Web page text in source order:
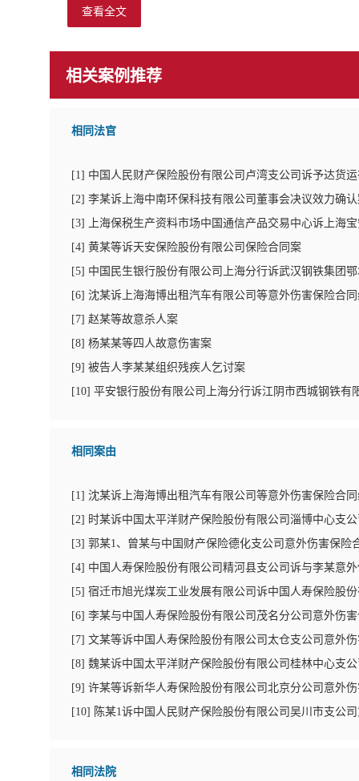
查看全文
相关案例推荐
相同法官
[1] 中国人民财产保险股份有限公司卢湾支公司诉予达货
[2] 李某诉上海中南环保科技有限公司董事会决议效力确
[3]
上海保税生产资料市场中国通信产品交易中心诉上海
[4] 黄某等诉天安保险股份有限公司保险合同案
[5] 中国民生银行股份有限公司上海分行诉武汉钢铁集团
[6] 沈某诉上海海博出租汽车有限公司等意外伤害保险合
[7] 赵某等故意杀人案
[8] 杨某某等四人故意伤害案
[9] 被告人李某某组织残疾人乞讨案
[10] 平安银行股份有限公司上海分行诉江阴市西城钢铁有
相同案由
[1] 沈某诉上海海博出租汽车有限公司等意外伤害保险合
[2] 时某诉中国太平洋财产保险股份有限公司淄博中心支
[3] 郭某1、曾某与中国财产保险德化支公司意外伤害保险
[4] 中国人寿保险股份有限公司精河县支公司诉与李某意
[5] 宿迁市旭光煤炭工业发展有限公司诉中国人寿保险股
[6] 李某与中国人寿保险股份有限公司茂名分公司意外伤
[7] 文某等诉中国人寿保险股份有限公司太仓支公司意外
[8] 魏某诉中国太平洋财产保险股份有限公司桂林中心支
[9] 许某等诉新华人寿保险股份有限公司北京分公司意外
[10] 陈某1诉中国人民财产保险股份有限公司吴川市支公
相同法院